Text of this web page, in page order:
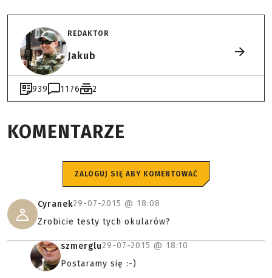
REDAKTOR
Jakub
939 1176 2
KOMENTARZE
ZALOGUJ SIĘ ABY KOMENTOWAĆ
Cyranek29-07-2015 @ 18:08
Zrobicie testy tych okularów?
szmerglu29-07-2015 @ 18:10
Postaramy się :-)